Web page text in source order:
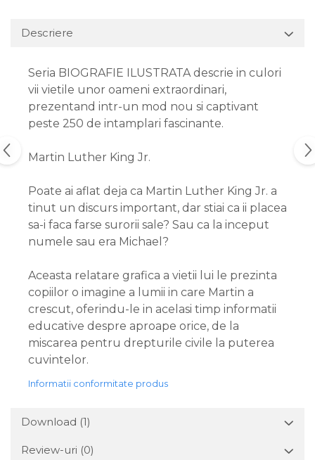
Descriere
Seria BIOGRAFIE ILUSTRATA descrie in culori
vii vietile unor oameni extraordinari,
prezentand intr-un mod nou si captivant
peste 250 de intamplari fascinante.
Martin Luther King Jr.
Poate ai aflat deja ca Martin Luther King Jr. a
tinut un discurs important, dar stiai ca ii placea
sa-i faca farse surorii sale? Sau ca la inceput
numele sau era Michael?
Aceasta relatare grafica a vietii lui le prezinta
copiilor o imagine a lumii in care Martin a
crescut, oferindu-le in acelasi timp informatii
educative despre aproape orice, de la
miscarea pentru drepturile civile la puterea
cuvintelor.
Informatii conformitate produs
Download (1)
Review-uri (0)